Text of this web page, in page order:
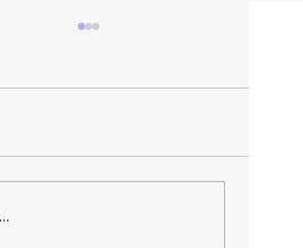
7. 2026